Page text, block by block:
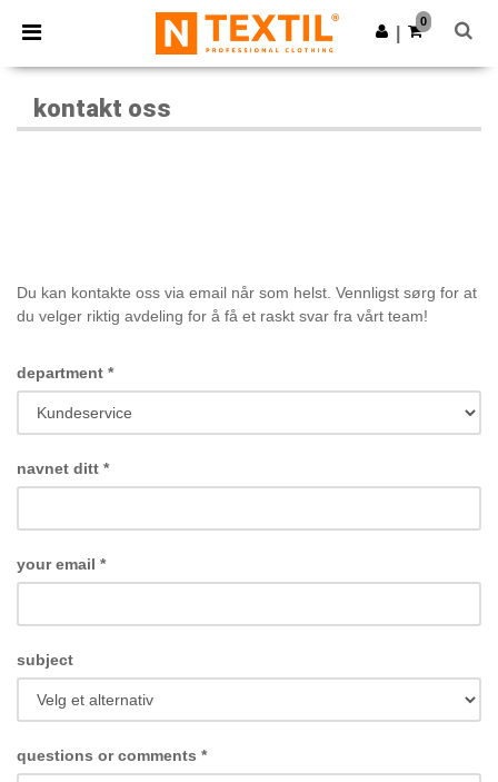
× Ntextil-app
Bedre priser i appen!
Last ned app
0
kontakt oss
Du kan kontakte oss via email når som helst. Vennligst sørg for at
du velger riktig avdeling for å få et raskt svar fra vårt team!
department *
navnet ditt *
your email *
subject
questions or comments *